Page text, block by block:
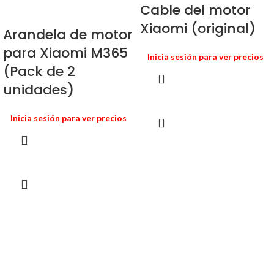
Arandela de motor
para Xiaomi M365
(Pack de 2
unidades)
Inicia sesión para ver precios
Cable del motor
Xiaomi (original)
Inicia sesión para ver precios